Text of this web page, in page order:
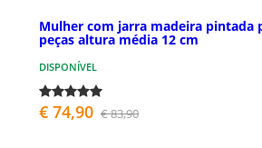
Mulher com jarra madeira pintada
peças altura média 12 cm
DISPONÍVEL
€ 74,90 € 83,90